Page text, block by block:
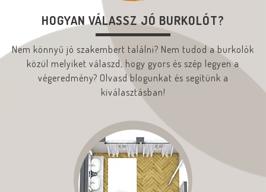
HOGYAN VÁLASSZ JÓ BURKOLÓT?
Nem könnyű jó szakembert találni? Nem tudod a burkolók
közül melyiket válaszd, hogy gyors és szép legyen a
végeredmény? Olvasd blogunkat és segítünk a
kiválasztásban!